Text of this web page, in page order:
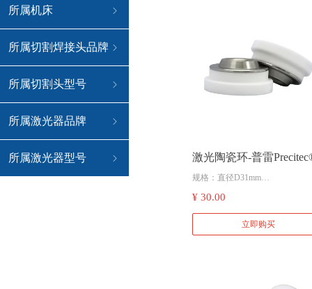
激光陶瓷环-普雷
规格：直径D31mm
适配：普雷茨特2.0
¥ 30.00
立即购买
ꁇ
所属机床
ꁇ
所属切割焊接头品牌
ꁇ
所属切割头型号
ꁇ
所属激光器品牌
ꁇ
所属激光器型号